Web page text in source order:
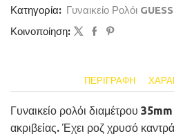
Κατηγορία: Γυναικείο Ρολόι GUESS
Κοινοποίηση:
ΠΕΡΙΓΡΑΦΉ
Γυναικείο ρολόι διαμέτρου
ακριβείας. Έχει ροζ χρυσό